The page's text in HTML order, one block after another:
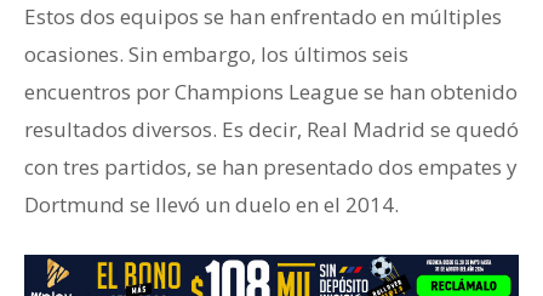
Estos dos equipos se han enfrentado en múltiples
ocasiones. Sin embargo, los últimos seis
encuentros por Champions League se han obtenido
resultados diversos. Es decir, Real Madrid se quedó
con tres partidos, se han presentado dos empates y
Dortmund se llevó un duelo en el 2014.